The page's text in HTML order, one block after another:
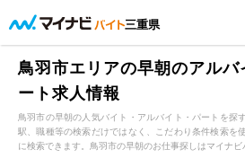
三重県
鳥羽市エリアの早朝のアル
ート求人情報
鳥羽市の早朝の人気バイト・アルバイト・パートを探
駅、職種等の検索だけではなく、こだわり条件検索を
に検索できます。鳥羽市の早朝のお仕事探しはマイナビ